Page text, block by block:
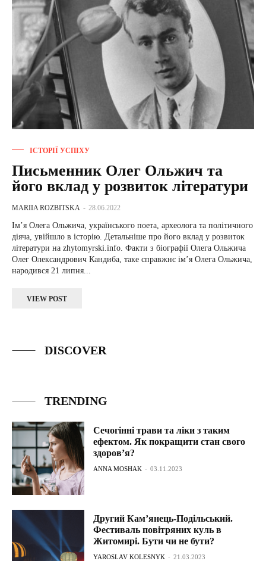
ІСТОРІЇ УСПІХУ
Письменник Олег Ольжич та
його вклад у розвиток літератури
MARIIA ROZBITSKA - 28.06.2022
Ім’я Олега Ольжича, українського поета, археолога та політичного
діяча, увійшло в історію. Детальніше про його вклад у розвиток
літератури на zhytomyrski.info. Факти з біографії Олега Ольжича
Олег Олександрович Кандиба, таке справжнє ім’я Олега Ольжича,
народився 21 липня...
VIEW POST
DISCOVER
TRENDING
Сечогінні трави та ліки з таким
ефектом. Як покращити стан свого
здоров’я?
ANNA MOSHAK - 03.11.2023
Другий Кам’янець-Подільський.
Фестиваль повітряних куль в
Житомирі. Бути чи не бути?
YAROSLAV KOLESNYK - 21.03.2023